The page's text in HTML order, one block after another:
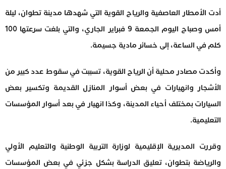
أدت الأمطار العاصفية والرياح القوية التي شهدها مدينة تطوان، ليلة
أمس وصباح اليوم الجمعة 9 فبراير الجاري، والتي بلغت سرعتها 100
كلم في الساعة، إلى خسائر مادية جسيمة.
وأكدت مصادر محلية أن الرياح القوية، تسببت في سقوط عدد كبير من
الأشجار وانهيارات في بعض أسوار المنازل القديمة وتكسير بعض
السيارات بمختلف أحياء المدينة، وكذا انهيار في بعد أسوار المؤسسات
التعليمية.
وقررت المديرية الإقليمية لوزارة التربية الوطنية والتعليم الأولي
والرياضة بتطوان، تعليق الدراسة بشكل جزئي في بعض المؤسسات